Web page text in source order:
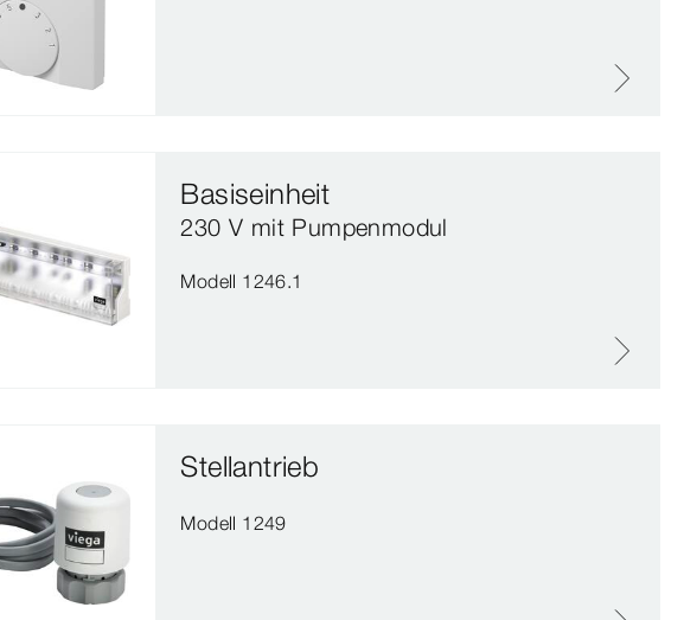
Basiseinheit
230 V mit Pumpenmodul
Modell 1246.1
Stellantrieb
Modell 1249